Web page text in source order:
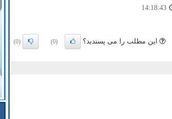
14:18:43
این مطلب را می پسندید؟ (0)
(0)